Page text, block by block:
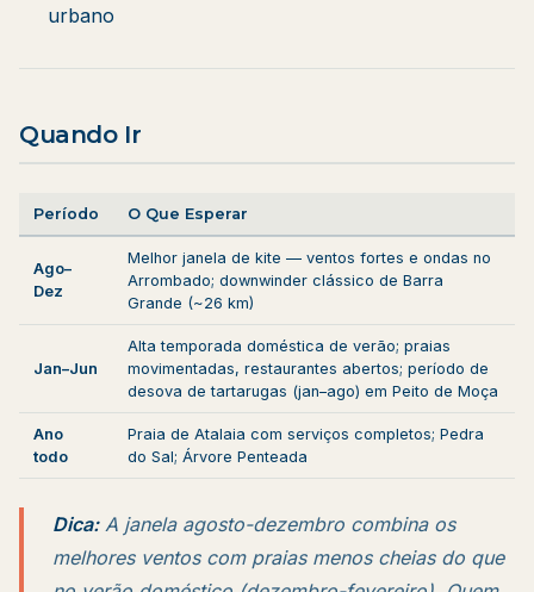
urbano
Quando Ir
Período O Que Esperar
Ago–
Dez
Melhor janela de kite — ventos fortes e ondas no
Arrombado; downwinder clássico de Barra
Grande (~26 km)
Jan–Jun
Alta temporada doméstica de verão; praias
movimentadas, restaurantes abertos; período de
desova de tartarugas (jan–ago) em Peito de Moça
Ano
todo
Praia de Atalaia com serviços completos; Pedra
do Sal; Árvore Penteada
Dica:A janela agosto-dezembro combina os
melhores ventos com praias menos cheias do que